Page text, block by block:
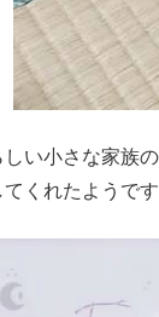
しい小さな家族
くれたようです